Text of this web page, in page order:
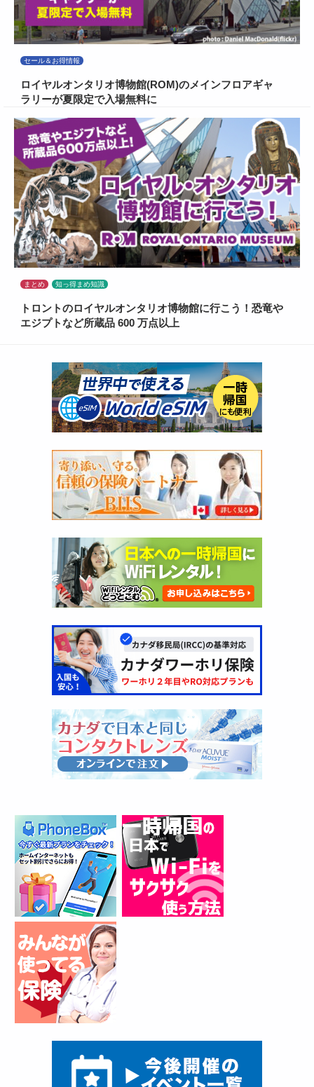
セール＆お得情報
ロイヤルオンタリオ博物館(ROM)のメインフロアギャ
ラリーが夏限定で入場無料に
まとめ 知っ得まめ知識
トロントのロイヤルオンタリオ博物館に行こう！恐竜や
エジプトなど所蔵品 600 万点以上